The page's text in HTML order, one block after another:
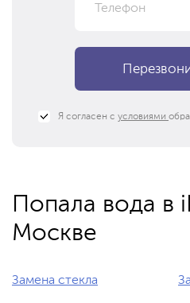
Я согласен с условиями
Попала вода в
Москве
Замена стекла